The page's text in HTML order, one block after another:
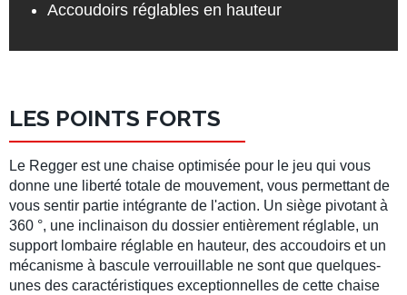
Accoudoirs réglables en hauteur
LES POINTS FORTS
Le Regger est une chaise optimisée pour le jeu qui vous
donne une liberté totale de mouvement, vous permettant de
vous sentir partie intégrante de l'action. Un siège pivotant à
360 °, une inclinaison du dossier entièrement réglable, un
support lombaire réglable en hauteur, des accoudoirs et un
mécanisme à bascule verrouillable ne sont que quelques-
unes des caractéristiques exceptionnelles de cette chaise